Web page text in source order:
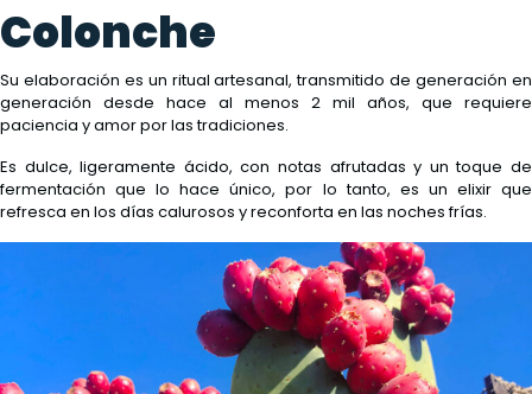
Colonche
Su elaboración es un ritual artesanal, transmitido de generación en
generación desde hace al menos 2 mil años, que requiere
paciencia y amor por las tradiciones.
Es dulce, ligeramente ácido, con notas afrutadas y un toque de
fermentación que lo hace único, por lo tanto, es un elixir que
refresca en los días calurosos y reconforta en las noches frías.